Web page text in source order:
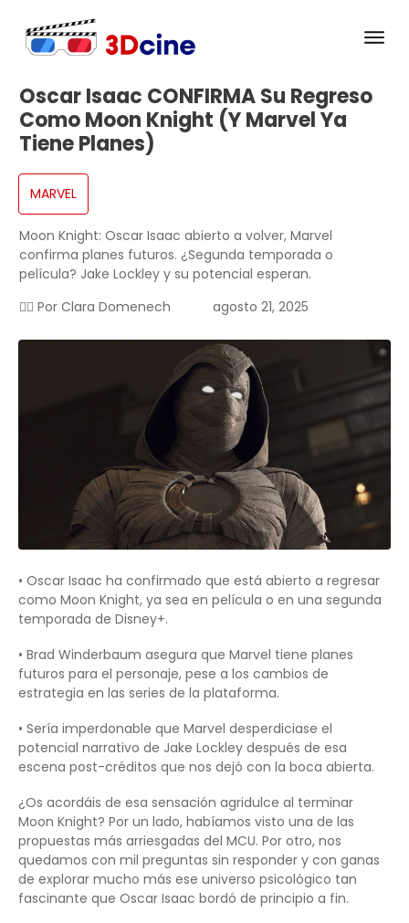
Oscar Isaac CONFIRMA Su Regreso
Como Moon Knight (y Marvel Ya
Tiene Planes)
MARVEL
Moon Knight: Oscar Isaac abierto a volver, Marvel
confirma planes futuros. ¿Segunda temporada o
película? Jake Lockley y su potencial esperan.
✍🏻 Por Clara Domenech agosto 21, 2025
• Oscar Isaac ha confirmado que está abierto a regresar
como Moon Knight, ya sea en película o en una segunda
temporada de Disney+.
• Brad Winderbaum asegura que Marvel tiene planes
futuros para el personaje, pese a los cambios de
estrategia en las series de la plataforma.
• Sería imperdonable que Marvel desperdiciase el
potencial narrativo de Jake Lockley después de esa
escena post-créditos que nos dejó con la boca abierta.
¿Os acordáis de esa sensación agridulce al terminar
Moon Knight? Por un lado, habíamos visto una de las
propuestas más arriesgadas del MCU. Por otro, nos
quedamos con mil preguntas sin responder y con ganas
de explorar mucho más ese universo psicológico tan
fascinante que Oscar Isaac bordó de principio a fin.